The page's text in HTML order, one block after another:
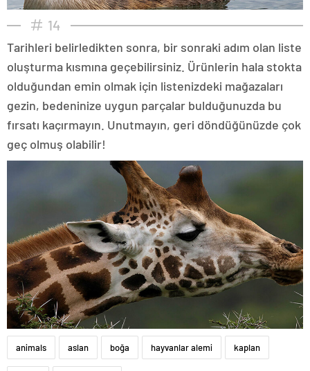
14
Tarihleri belirledikten sonra, bir sonraki adım olan liste
oluşturma kısmına geçebilirsiniz. Ürünlerin hala stokta
olduğundan emin olmak için listenizdeki mağazaları
gezin, bedeninize uygun parçalar bulduğunuzda bu
fırsatı kaçırmayın. Unutmayın, geri döndüğünüzde çok
geç olmuş olabilir!
animals aslan boğa hayvanlar alemi kaplan